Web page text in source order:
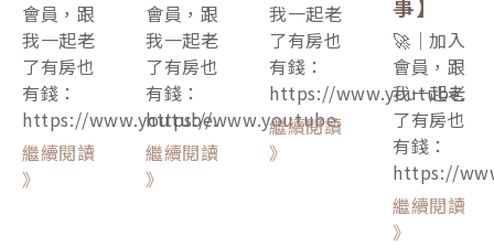
會員，跟
我一起老
了有房也
有錢：
https://www.youtube.
繼續閱讀
》
會員，跟
我一起老
了有房也
有錢：
https://www.youtube.
繼續閱讀
》
我一起老
了有房也
有錢：
https://www.youtube.
繼續閱讀
》
🚀｜加入
會員，跟
我一起老
了有房也
有錢：
https://
繼續閱讀
》